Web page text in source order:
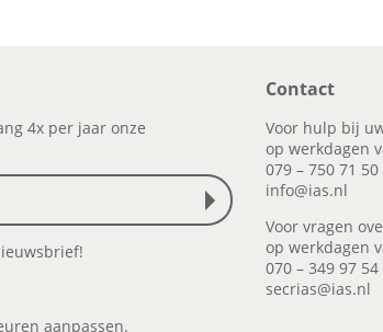
4x per jaar onze
aanpassen.
Contact
Voor hulp bij
op werkdagen
079 – 750 71 50
info@ias.nl
Voor vragen
op werkdagen
070 – 349 97 54
secrias@ias.nl